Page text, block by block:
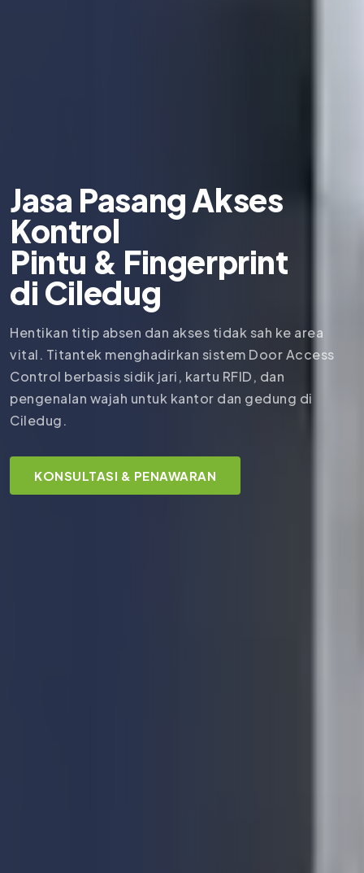
Jasa Pasang Akses
Kontrol
Pintu & Fingerprint
di Ciledug
Hentikan titip absen dan akses tidak sah ke area
vital. Titantek menghadirkan sistem Door Access
Control berbasis sidik jari, kartu RFID, dan
pengenalan wajah untuk kantor dan gedung di
Ciledug.
KONSULTASI & PENAWARAN